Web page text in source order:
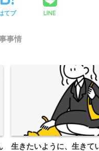
てブ LINE
事情
生きたいように、生きて